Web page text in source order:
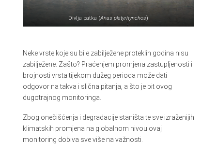
Divlja patka (Anas platyrhynchos)
Neke vrste koje su bile zabilježene proteklih godina nisu
zabilježene. Zašto? Praćenjem promjena zastupljenosti i
brojnosti vrsta tijekom dužeg perioda može dati
odgovor na takva i slična pitanja, a što je bit ovog
dugotrajnog monitoringa.
Zbog onečišćenja i degradacije staništa te sve izraženijih
klimatskih promjena na globalnom nivou ovaj
monitoring dobiva sve više na važnosti.